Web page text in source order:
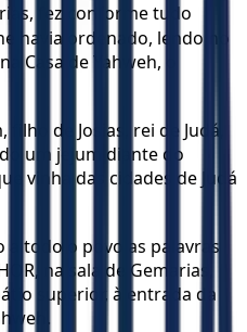
fez conforme tudo
havia ordenado, lendo no
Casa de Yahweh, o
filho de Josias, rei de Judá,
um jejum diante do
vinha das cidades de Judá
a todo o povo as palavras
na sala de Gemarias,
superior, à entrada da